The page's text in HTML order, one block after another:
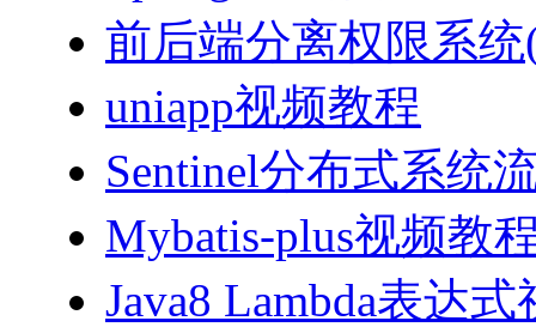
前后端分离权限系统
uniapp视频教程
Sentinel分布式系统
Mybatis-plus视频教
Java8 Lambda表达